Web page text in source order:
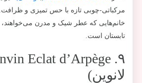
مرکباتی-چوبی تازه با حس تمیزی و ظرافت.
خانم‌هایی که عطر شیک و مدرن می‌خواهند،
تابستان است.
لانوین)